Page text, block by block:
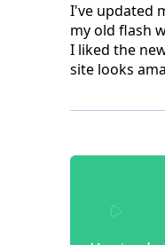
I've updated
my old flash
I liked the
site looks